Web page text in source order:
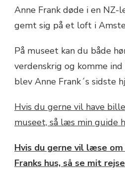
Anne Frank døde i en NZ-
gemt sig på et loft i
På museet kan du både
verdenskrig og komme
blev Anne Frank´s sidste
Hvis du gerne vil have
museet, så læs min guide
Hvis du gerne vil læse
Franks hus, så se mit